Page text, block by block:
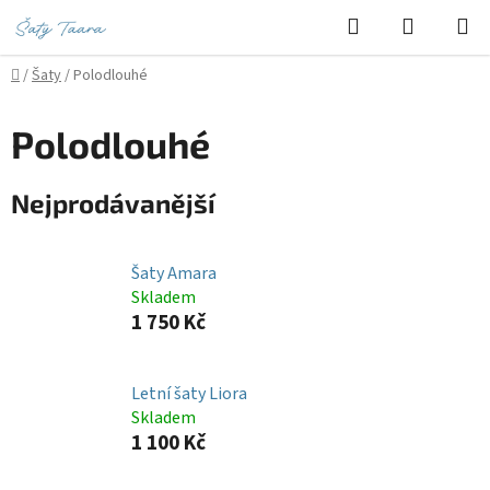
na
obsah
Hledat
KOŠÍK
Domů
/Šaty/Polodlouhé
Polodlouhé
Nejprodávanější
Šaty Amara
Skladem
1 750 Kč
Letní šaty Liora
Skladem
1 100 Kč